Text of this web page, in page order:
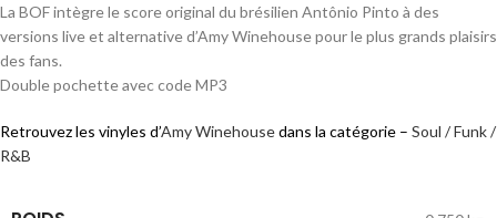
La BOF intègre le score original du brésilien Antônio Pinto à des
versions live et alternative d’Amy Winehouse pour le plus grands plaisirs
des fans.
Double pochette avec code MP3
Retrouvez les vinyles d’Amy Winehousedans la catégorie – Soul / Funk /
R&B